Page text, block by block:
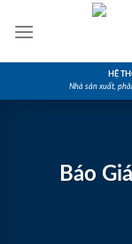
HỆ
Nhà sản xuất,
Báo